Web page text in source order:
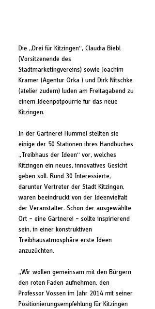
Die „Drei für Kitzingen“, Claudia Biebl
(Vorsitzenende des
Stadtmarketingvereins) sowie Joachim
Kramer (Agentur Orka ) und Dirk Nitschke
(atelier zudem) luden am Freitagabend zu
einem Ideenpotpourrie für das neue
Kitzingen.
In der Gärtnerei Hummel stellten sie
einige der 50 Stationen ihres Handbuches
„Treibhaus der Ideen“ vor, welches
Kitzingen ein neues, innovatives Gesicht
geben soll. Rund 30 Interessierte,
darunter Vertreter der Stadt Kitzingen,
waren beeindruckt von der Ideenvielfalt
der Veranstalter. Schon der ausgewählte
Ort – eine Gärtnerei – sollte inspirierend
sein, in einer konstruktiven
Treibhausatmosphäre erste Ideen
anzuzüchten.
„Wir wollen gemeinsam mit den Bürgern
den roten Faden aufnehmen, den
Professor Vossen im Jahr 2014 mit seiner
Positionierungsempfehlung für Kitzingen